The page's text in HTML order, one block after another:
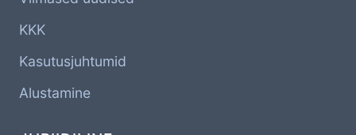
KKK
Kasutusjuhtumid
Alustamine